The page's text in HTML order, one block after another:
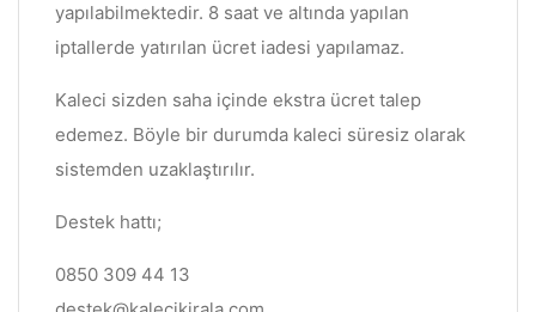
yapılabilmektedir. 8 saat ve altında yapılan
iptallerde yatırılan ücret iadesi yapılamaz.
Kaleci sizden saha içinde ekstra ücret talep
edemez. Böyle bir durumda kaleci süresiz olarak
sistemden uzaklaştırılır.
Destek hattı;
0850 309 44 13